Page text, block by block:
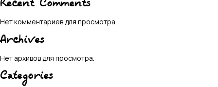
Recent Comments
Нет комментариев для просмотра.
Archives
Нет архивов для просмотра.
Categories